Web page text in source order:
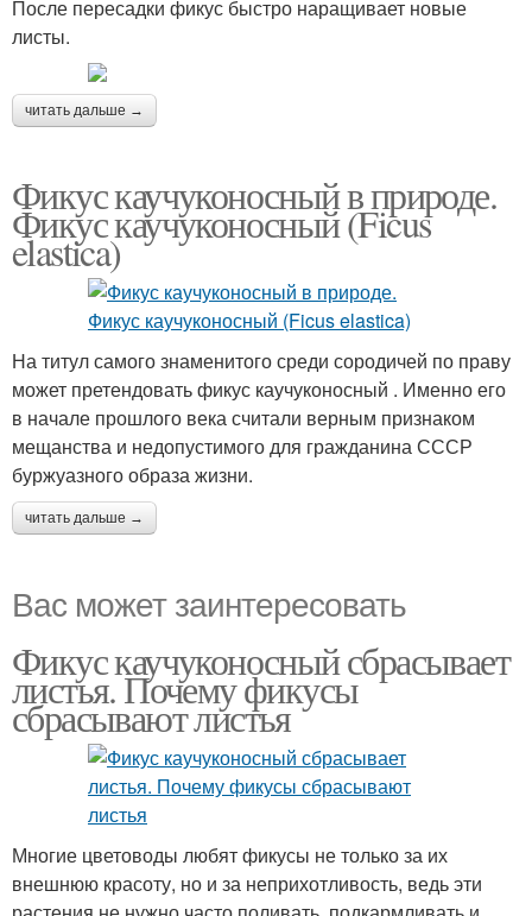
После пересадки фикус быстро наращивает новые
листы.
читать дальше →
Фикус каучуконосный в природе.
Фикус каучуконосный (Ficus
elastica)
На титул самого знаменитого среди сородичей по праву
может претендовать фикус каучуконосный . Именно его
в начале прошлого века считали верным признаком
мещанства и недопустимого для гражданина СССР
буржуазного образа жизни.
читать дальше →
Вас может заинтересовать
Фикус каучуконосный сбрасывает
листья. Почему фикусы
сбрасывают листья
Многие цветоводы любят фикусы не только за их
внешнюю красоту, но и за неприхотливость, ведь эти